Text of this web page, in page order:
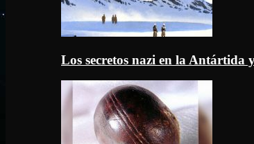
Los secretos nazi en la Antártida